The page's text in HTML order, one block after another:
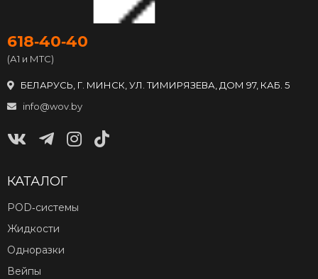
618‑40‑40
(А1 и МТС)
БЕЛАРУСЬ, Г. МИНСК, УЛ. ТИМИРЯЗЕВА, ДОМ 97, КАБ. 5
info@wov.by
КАТАЛОГ
POD‑системы
Жидкости
Одноразки
Вейпы